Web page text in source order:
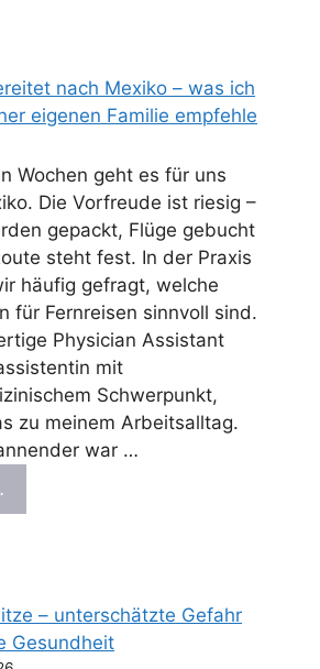
nach Mexiko – was ich
eigenen Familie empfehle
Wochen geht es für uns
Die Vorfreude ist riesig –
gepackt, Flüge gebucht
steht fest. In der Praxis
häufig gefragt, welche
für Fernreisen sinnvoll sind.
Physician Assistant
mit
Schwerpunkt,
zu meinem Arbeitsalltag.
war …
– unterschätzte Gefahr
Gesundheit